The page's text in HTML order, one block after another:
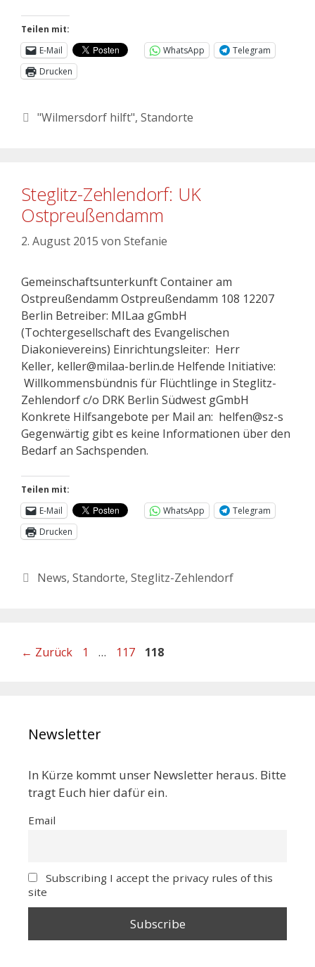
Teilen mit:
E-Mail
WhatsApp
Telegram
Drucken
"Wilmersdorf hilft", Standorte
Steglitz-Zehlendorf: UK
Ostpreußendamm
2. August 2015 von Stefanie
Gemeinschaftsunterkunft Container am
Ostpreußendamm Ostpreußendamm 108 12207
Berlin Betreiber: MILaa gGmbH
(Tochtergesellschaft des Evangelischen
Diakonievereins) Einrichtungsleiter: Herr
Keller, keller@milaa-berlin.de Helfende Initiative:
Willkommensbündnis für Flüchtlinge in Steglitz-
Zehlendorf c/o DRK Berlin Südwest gGmbH
Konkrete Hilfsangebote per Mail an: helfen@sz-s
Gegenwärtig gibt es keine Informationen über den
Bedarf an Sachspenden.
Teilen mit:
E-Mail
WhatsApp
Telegram
Drucken
News, Standorte, Steglitz-Zehlendorf
← Zurück 1 … 117 118
Newsletter
In Kürze kommt unser Newsletter heraus. Bitte
tragt Euch hier dafür ein.
Email
Subscribing I accept the privacy rules of this
site